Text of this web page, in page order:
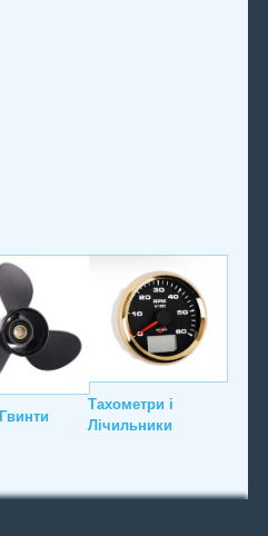
Гвинти
Тахометри і
Лічильники